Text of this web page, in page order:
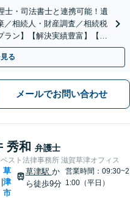
士・司法書士と連携可能！遺
／相続人・財産調査／相続税
ン】【解決実績豊富】【電
る
メールでお問い合わせ
秀和 弁護士
スト法律事務所 滋賀草津オフィス
草
津
市
草津駅 か
ら徒歩9分
営業時間：09:30~2
1:00（平日）